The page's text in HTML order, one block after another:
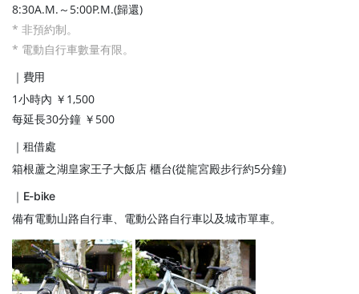
8:30A.M.～5:00P.M.(歸還)
* 非預約制。
* 電動自行車數量有限。
｜費用
1小時內 ￥1,500
每延長30分鐘 ￥500
｜租借處
箱根蘆之湖皇家王子大飯店 櫃台(從龍宮殿步行約5分鐘)
｜E-bike
備有電動山路自行車、電動公路自行車以及城市單車。